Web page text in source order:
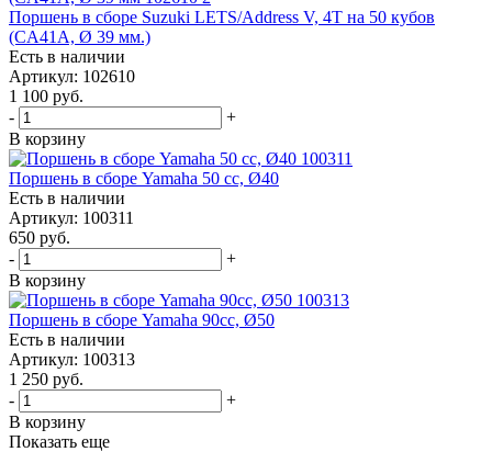
Поршень в сборе Suzuki LETS/Address V, 4T на 50 кубов
(CA41A, Ø 39 мм.)
Есть в наличии
Артикул: 102610
1 100 руб.
-
+
В корзину
Поршень в сборе Yamaha 50 cc, Ø40
Есть в наличии
Артикул: 100311
650 руб.
-
+
В корзину
Поршень в сборе Yamaha 90cc, Ø50
Есть в наличии
Артикул: 100313
1 250 руб.
-
+
В корзину
Показать еще